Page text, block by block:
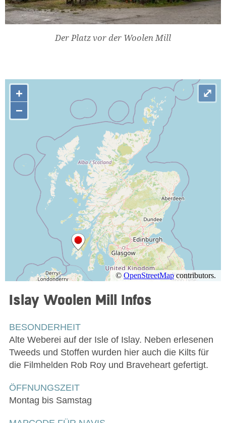
Der Platz vor der Woolen Mill
Islay Woolen Mill Infos
BESONDERHEIT
Alte Weberei auf der Isle of Islay. Neben erlesenen
Tweeds und Stoffen wurden hier auch die Kilts für
die Filmhelden Rob Roy und Braveheart gefertigt.
ÖFFNUNGSZEIT
Montag bis Samstag